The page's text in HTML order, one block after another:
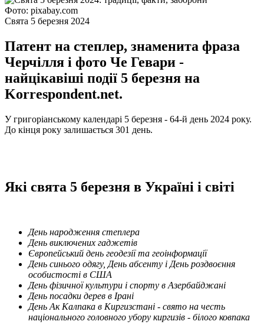
Фото: pixabay.com
Свята 5 березня 2024
Патент на степлер, знаменита фраза
Черчілля і фото Че Гевари -
найцікавіші події 5 березня на
Korrespondent.net.
У григоріанському календарі 5 березня - 64-й день 2024 року.
До кінця року залишається 301 день.
Які свята 5 березня в Україні і світі
День народження степлера
День виключених гаджетів
Європейський день геодезії та геоінформації
День синього одягу, День абсенту і День роздвоєння
особистості в США
День фізичної культури і спорту в Азербайджані
День посадки дерев в Ірані
День Ак Калпака в Киргизстані - свято на честь
національного головного убору киргизів - білого ковпака